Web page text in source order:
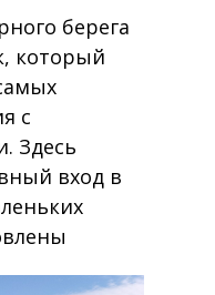
берега
который
с
Здесь
вход в